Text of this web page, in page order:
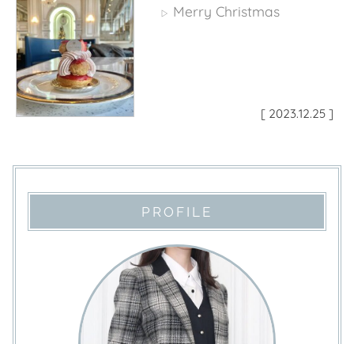
▷ Merry Christmas
[ 2023.12.25 ]
PROFILE